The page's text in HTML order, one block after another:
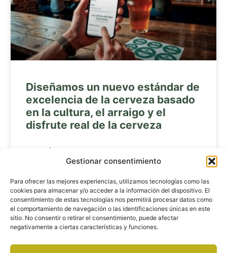
Gestionar consentimiento
Para ofrecer las mejores experiencias, utilizamos tecnologías como las
cookies para almacenar y/o acceder a la información del dispositivo. El
consentimiento de estas tecnologías nos permitirá procesar datos como
el comportamiento de navegación o las identificaciones únicas en este
sitio. No consentir o retirar el consentimiento, puede afectar
negativamente a ciertas características y funciones.
Diseñamos un nuevo estándar de
excelencia de la cerveza basado
en la cultura, el arraigo y el
disfrute real de la cerveza
« Anterior 1 2 3 4 5 Siguiente »